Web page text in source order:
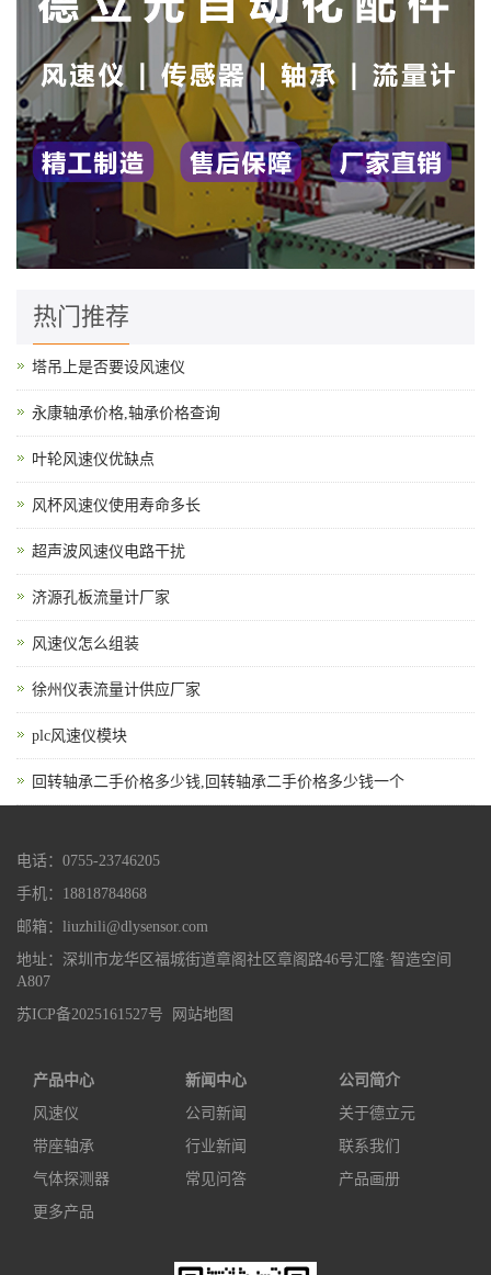
热门推荐
塔吊上是否要设风速仪
永康轴承价格,轴承价格查询
叶轮风速仪优缺点
风杯风速仪使用寿命多长
超声波风速仪电路干扰
济源孔板流量计厂家
风速仪怎么组装
徐州仪表流量计供应厂家
plc风速仪模块
回转轴承二手价格多少钱,回转轴承二手价格多少钱一个
电话：0755-23746205
手机：18818784868
邮箱：liuzhili@dlysensor.com
地址：深圳市龙华区福城街道章阁社区章阁路46号汇隆·智造空间
A807
苏ICP备2025161527号
网站地图
产品中心
风速仪
带座轴承
气体探测器
更多产品
新闻中心
公司新闻
行业新闻
常见问答
公司简介
关于德立元
联系我们
产品画册